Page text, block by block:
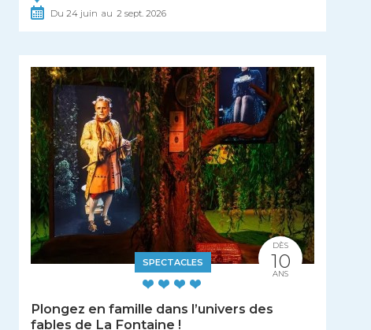
Du24 juin au 2sept. 2026
SPECTACLES
Plongez en famille dans l’univers des
fables de La Fontaine !
DÈS
10
ANS